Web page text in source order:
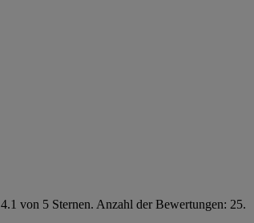
4.1 von 5 Sternen. Anzahl der Bewertungen: 25.